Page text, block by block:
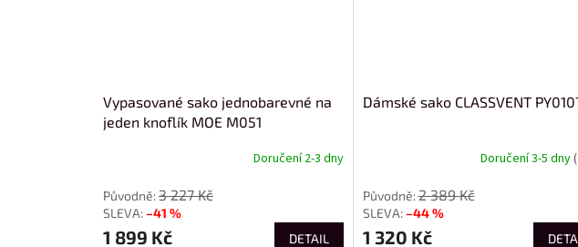
Vypasované sako jednobarevné na
jeden knoflík MOE M051
Doručení 2-3 dny
3 227 Kč
–41 %
1 899 Kč DETAIL
Dámské sako CLASSVENT
Doručení 3-5 dny
2 389 Kč
–44 %
1 320 Kč